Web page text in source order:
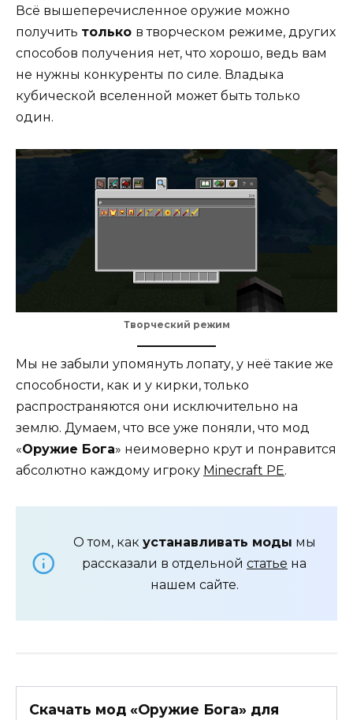
Всё вышеперечисленное оружие можно
получить только в творческом режиме, других
способов получения нет, что хорошо, ведь вам
не нужны конкуренты по силе. Владыка
кубической вселенной может быть только
один.
Творческий режим
Мы не забыли упомянуть лопату, у неё такие же
способности, как и у кирки, только
распространяются они исключительно на
землю. Думаем, что все уже поняли, что мод
«Оружие Бога» неимоверно крут и понравится
абсолютно каждому игроку Minecraft PE.
О том, как устанавливать моды мы
рассказали в отдельной статье на
нашем сайте.
Скачать мод «Оружие Бога» для